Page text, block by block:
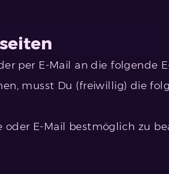
per E-Mail an die folgende
musst Du (freiwillig) die
oder E-Mail bestmöglich zu